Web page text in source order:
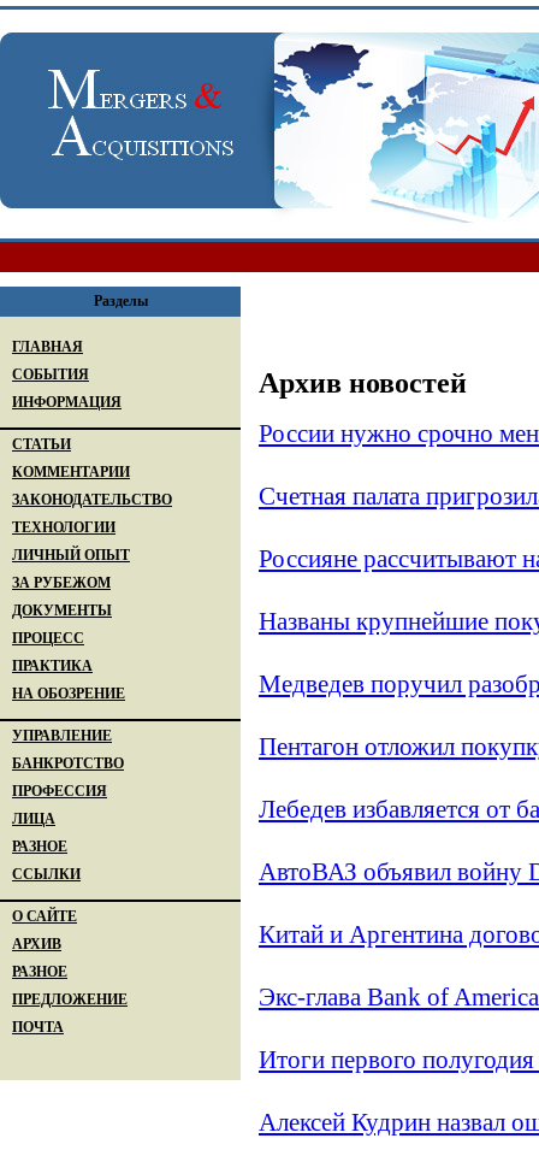
Разделы
ГЛАВНАЯ
СОБЫТИЯ
ИНФОРМАЦИЯ
СТАТЬИ
КОММЕНТАРИИ
ЗАКОНОДАТЕЛЬСТВО
ТЕХНОЛОГИИ
ЛИЧНЫЙ ОПЫТ
ЗА РУБЕЖОМ
ДОКУМЕНТЫ
ПРОЦЕСС
ПРАКТИКА
НА ОБОЗРЕНИЕ
УПРАВЛЕНИЕ
БАНКРОТСТВО
ПРОФЕССИЯ
ЛИЦА
РАЗНОЕ
ССЫЛКИ
О САЙТЕ
АРХИВ
РАЗНОЕ
ПРЕДЛОЖЕНИЕ
ПОЧТА
Архив новостей
России нужно срочно
Счетная палата
Россияне рассчитывают
Названы крупнейшие
Медведев поручил
Пентагон отложил
Лебедев избавляется от
АвтоВАЗ объявил войну
Китай и Аргентина
Экс-глава Bank of
Итоги первого
Алексей Кудрин назвал